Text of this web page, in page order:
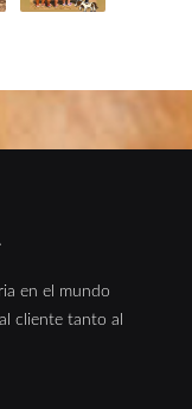
en el mundo
cliente tanto al